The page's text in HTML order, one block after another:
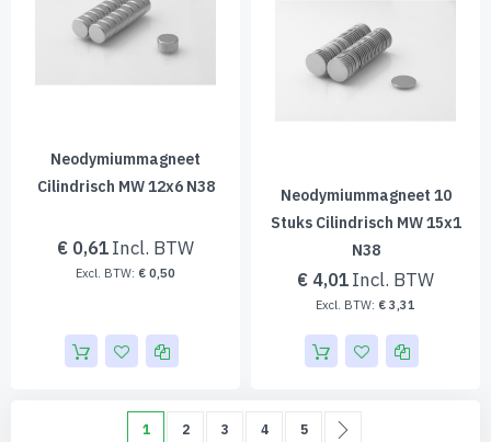
Neodymiummagneet
Cilindrisch MW 12x6 N38
€ 0,61
€ 0,50
Neodymiummagneet 10
Stuks Cilindrisch MW 15x1
N38
€ 4,01
€ 3,31
U lees momenteel pagina
1 Pagina
2 Pagina
3 Pagina
4 Pagina
5